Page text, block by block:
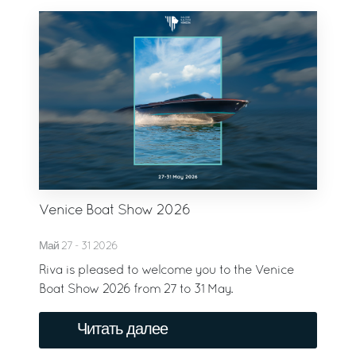
Venice Boat Show 2026
Май 27 - 31 2026
Riva is pleased to welcome you to the Venice
Boat Show 2026 from 27 to 31 May.
Читать далее